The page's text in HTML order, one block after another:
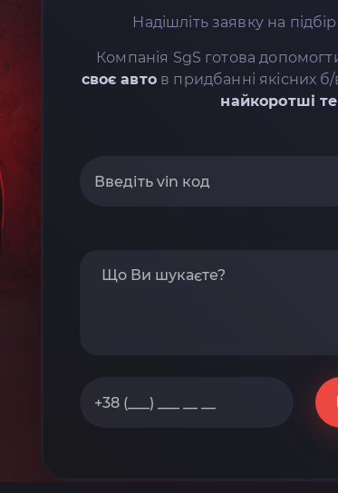
Надішліть заявку на
Компанія SgS готова
своє автов придбанні якісних б/
найкоротші